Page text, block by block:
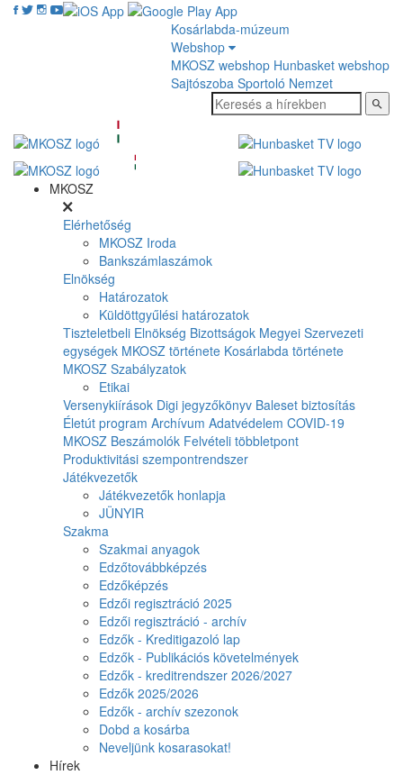
Kosárlabda-múzeum
Webshop
MKOSZ webshop Hunbasket webshop
Sajtószoba Sportoló Nemzet
MKOSZ
Elérhetőség
MKOSZ Iroda
Bankszámlaszámok
Elnökség
Határozatok
Küldöttgyűlési határozatok
Tiszteletbeli Elnökség Bizottságok Megyei Szervezeti
egységek MKOSZ története Kosárlabda története
MKOSZ Szabályzatok
Etikai
Versenykiírások Digi jegyzőkönyv Baleset biztosítás
Életút program Archívum Adatvédelem COVID-19
MKOSZ Beszámolók Felvételi többletpont
Produktivitási szempontrendszer
Játékvezetők
Játékvezetők honlapja
JÜNYIR
Szakma
Szakmai anyagok
Edzőtovábbképzés
Edzőképzés
Edzői regisztráció 2025
Edzői regisztráció - archív
Edzők - Kreditigazoló lap
Edzők - Publikációs követelmények
Edzők - kreditrendszer 2026/2027
Edzők 2025/2026
Edzők - archív szezonok
Dobd a kosárba
Neveljünk kosarasokat!
Hírek